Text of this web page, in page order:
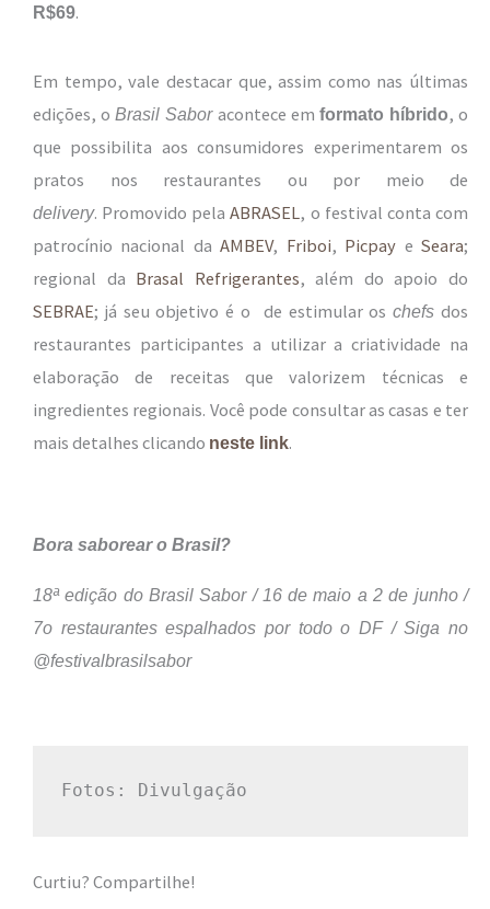
R$69.
Em tempo, vale destacar que, assim como nas últimas
edições, oBrasil Saboracontece em formato híbrido, o
que possibilita aos consumidores experimentarem os
pratos nos restaurantes ou por meio de
delivery. Promovido pelaABRASEL, o festival conta com
patrocínio nacional daAMBEV, Friboi, Picpay eSeara;
regional da Brasal Refrigerantes, além do apoio do
SEBRAE; já seu objetivo é o de estimular oschefs dos
restaurantes participantes a utilizar a criatividade na
elaboração de receitas que valorizem técnicas e
ingredientes regionais. Você pode consultar as casas e ter
mais detalhes clicando neste link.
Bora saborear o Brasil?
18ª edição do Brasil Sabor / 16 de maio a 2 de junho /
7o restaurantes espalhados por todo o DF / Siga no
@festivalbrasilsabor
Fotos: Divulgação
Curtiu? Compartilhe!